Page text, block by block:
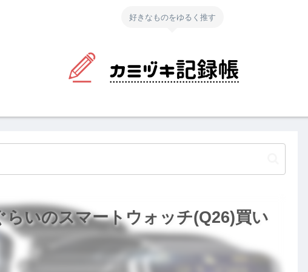
好きなものをゆるく推す
らいのスマートウォッチ(Q26)買い